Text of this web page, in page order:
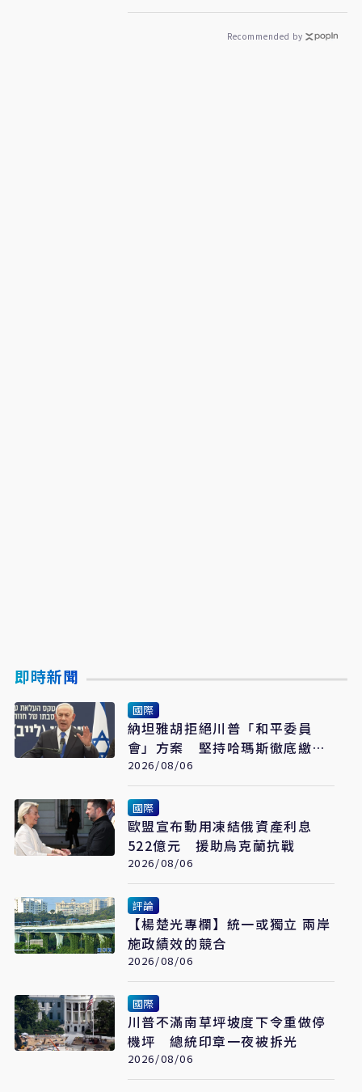
Recommended by
即時新聞
國際
納坦雅胡拒絕川普「和平委員
會」方案 堅持哈瑪斯徹底繳械
才撤出加薩
2026/08/06
國際
歐盟宣布動用凍結俄資產利息
522億元 援助烏克蘭抗戰
2026/08/06
評論
【楊楚光專欄】統一或獨立 兩岸
施政績效的競合
2026/08/06
國際
川普不滿南草坪坡度下令重做停
機坪 總統印章一夜被拆光
2026/08/06